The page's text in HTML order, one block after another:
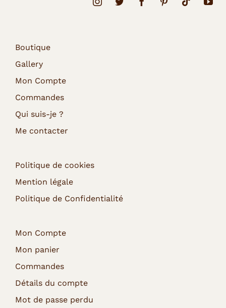
Boutique
Gallery
Mon Compte
Commandes
Qui suis-je ?
Me contacter
Politique de cookies
Mention légale
Politique de Confidentialité
Mon Compte
Mon panier
Commandes
Détails du compte
Mot de passe perdu